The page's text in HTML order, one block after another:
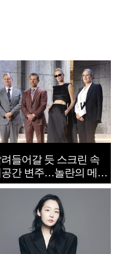
들어갈 듯 스크린 속
간 변주…놀란의 메시
‘전쟁 속죄’